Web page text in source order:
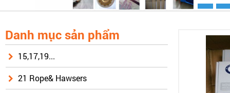
Danh mục sản phẩm
15,17,19...
21 Rope& Hawsers